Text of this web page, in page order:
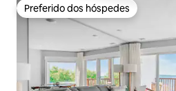
Preferido dos hóspedes
Preferido dos hóspedes